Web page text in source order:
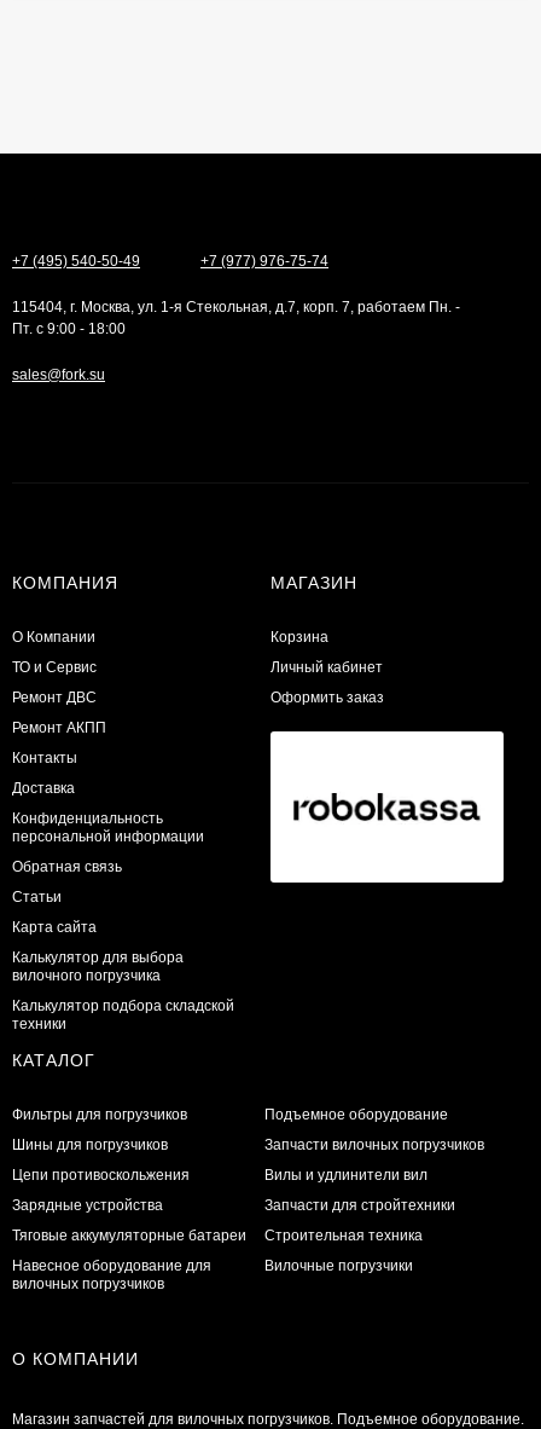
+7 (495) 540-50-49 +7 (977) 976-75-74
115404, г. Москва, ул. 1-я Стекольная, д.7, корп. 7, работаем Пн. -
Пт. с 9:00 - 18:00
sales@fork.su
КОМПАНИЯ
О Компании
ТО и Сервис
​Ремонт ДВС
Ремонт АКПП
Контакты
Доставка
Конфиденциальность
персональной информации
Обратная связь
Статьи
Карта сайта
Калькулятор для выбора
вилочного погрузчика
Калькулятор подбора складской
техники
МАГАЗИН
Корзина
Личный кабинет
Оформить заказ
КАТАЛОГ
Фильтры для погрузчиков
Шины для погрузчиков
Цепи противоскольжения
Зарядные устройства
Тяговые аккумуляторные батареи
Навесное оборудование для
вилочных погрузчиков
Подъемное оборудование
Запчасти вилочных погрузчиков
Вилы и удлинители вил
Запчасти для стройтехники
Строительная техника
Вилочные погрузчики
О КОМПАНИИ
Магазин запчастей для вилочных погрузчиков. Подъемное оборудование.